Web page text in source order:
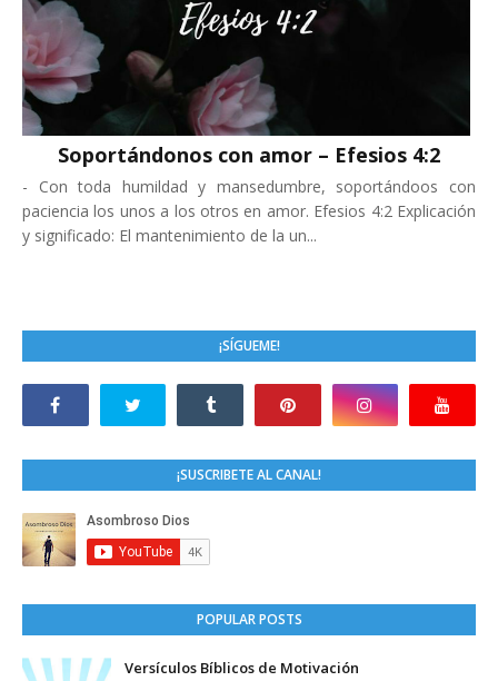
Soportándonos con amor – Efesios 4:2
- Con toda humildad y mansedumbre, soportándoos con
paciencia los unos a los otros en amor. Efesios 4:2 Explicación
y significado: El mantenimiento de la un...
¡SÍGUEME!
¡SUSCRIBETE AL CANAL!
POPULAR POSTS
Versículos Bíblicos de Motivación